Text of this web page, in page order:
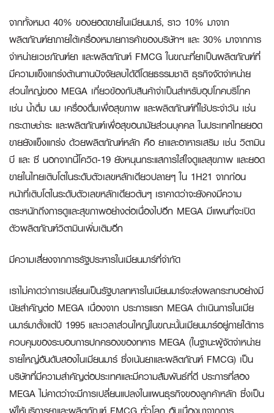
จากทั้งหมด 40% ของยอดขายในเมียนมาร์, ราว 10% มาจาก
ผลิตภัณฑ์ยาภายใต้เครื่องหมายการค้าของบริษัทฯ และ 30% มาจากการ
จำหน่ายเวชภัณฑ์ยา และผลิตภัณฑ์ FMCG ในขณะที่ยาเป็นผลิตภัณฑ์ที่
มีความแข็งแกร่งต้านทานปัจจัยลบได้ดีโดยธรรมชาติ ธุรกิจจัดจำหน่าย
ส่วนใหญ่ของ MEGA เกี่ยวข้องกับสินค้าจำเป็นสำหรับอุปโภคบริโภค
เช่น น้ำดื่ม นม เครื่องดื่มเพื่อสุขภาพ และผลิตภัณฑ์ที่ใช้ประจำวัน เช่น
กระดาษชำระ และผลิตภัณฑ์เพื่อสุขอนามัยส่วนบุคคล ในประเทศไทยยอด
ขายยังแข็งแกร่ง ด้วยผลิตภัณฑ์หลัก คือ ยาและอาหารเสริม เช่น วิตามิน
บี และ ซี นอกจากนี้โควิด-19 ยังหนุนกระแสการใส่ใจดูแลสุขภาพ และยอด
ขายในไทยเติบโตในระดับตัวเลขหลักเดียวปลายๆ ใน 1H21 จากก่อน
หน้าที่เติบโตในระดับตัวเลขหลักเดียวต้นๆ เราคาดว่าจะยังคงมีความ
ตระหนักถึงการดูและสุขภาพอย่างต่อเนื่องไปอีก MEGA มีแผนที่จะเปิด
ตัวผลิตภัณฑ์วิตามินเพิ่มเติมอีก
มีความเสี่ยงจากการรัฐประหารในเมียนมาร์ที่จำกัด
เราไม่คาดว่าการเปลี่ยนเป็นรัฐบาลทหารในเมียนมาร์จะส่งผลกระทบอย่างมี
นัยสำคัญต่อ MEGA เนื่องจาก ประการแรก MEGA ดำเนินการในเมีย
นมาร์มาตั้งแต่ปี 1995 และเวลาส่วนใหญ่ในขณะนั้นเมียนมาร์อยู่ภายใต้การ
ควบคุมของระบอบการปกครองของทหาร MEGA (ในฐานะผู้จัดจำหน่าย
รายใหญ่อันดับสองในเมียนมาร์ ซึ่งเน้นยาและผลิตภัณฑ์ FMCG) เป็น
บริษัทที่มีความสำคัญต่อประเทศและมีความสัมพันธ์ที่ดี ประการที่สอง
MEGA ไม่คาดว่าจะมีการเปลี่ยนแปลงในแผนธุรกิจของลูกค้าหลัก ซึ่งเป็น